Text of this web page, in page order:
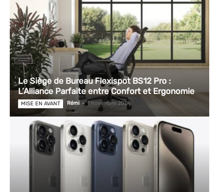
Le Siège de Bureau Flexispot BS12 Pro :
L’Alliance Parfaite entre Confort et Ergonomie
MISE EN AVANT Rémi - 1 novembre 2024